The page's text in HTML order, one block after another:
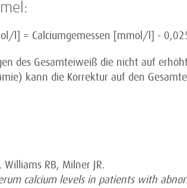
l] = Calciumgemessen [mmol/l] -
des Gesamteiweiß die nicht auf
kann die Korrektur auf den
Williams RB, Milner JR.
calcium levels in patients with